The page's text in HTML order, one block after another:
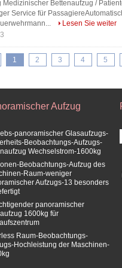
Bettenaufzug /
Service für
Lesen Sie weiter
1 2 3 4 5
Aufzug
panoramischer Glasaufzugs-
Beobachtungs-Aufzugs-
Wechselstrom-1600kg
Beobachtungs-Aufzug des
Raum-weniger
Aufzugs-13 besonders
panoramischer
1600kg für
Raum-Beobachtungs-
Hochleistung der Maschinen-